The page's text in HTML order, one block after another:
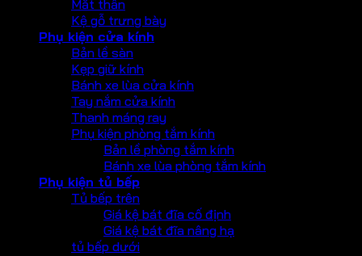
Mắt thần
Kệ gỗ trưng bày
Phụ kiện cửa kính
Bản lề sàn
Kẹp giữ kính
Bánh xe lùa cửa kính
Tay nắm cửa kính
Thanh máng ray
Phụ kiện phòng tắm kính
Bản lề phòng tắm kính
Bánh xe lùa phòng tắm kính
Phụ kiện tủ bếp
Tủ bếp trên
Giá kệ bát đĩa cố định
Giá kệ bát đĩa nâng hạ
tủ bếp dưới